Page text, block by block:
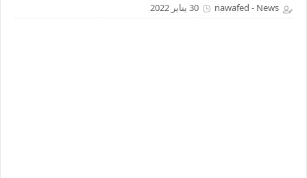
nawafed - News 30 يناير 2022